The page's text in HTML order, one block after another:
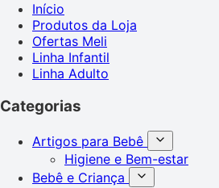
Início
Produtos da Loja
Ofertas Meli
Linha Infantil
Linha Adulto
Categorias
Artigos para Bebê
Higiene e Bem-estar
Bebê e Criança